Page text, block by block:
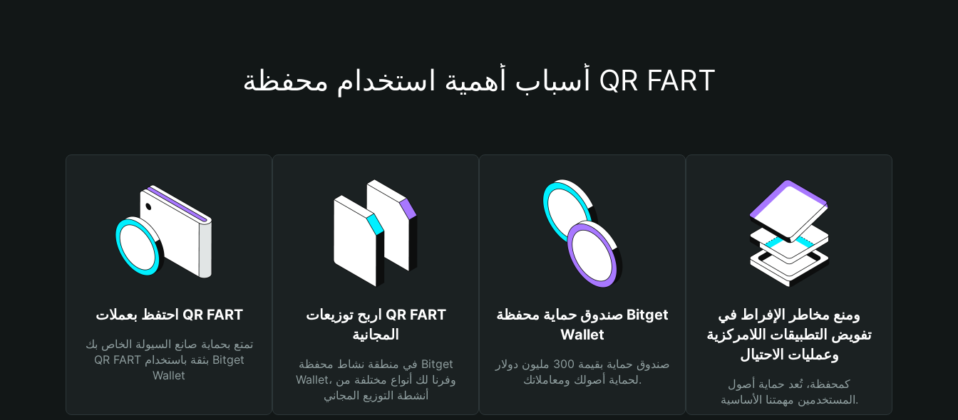
أسباب أهمية استخدام محفظة QR FART
احتفظ بعملات QR FART
تمتع بحماية صانع السيولة الخاص بك
QR FART بثقة باستخدام Bitget
Wallet
اربح توزيعات QR FART
المجانية
في منطقة نشاط محفظة Bitget
Wallet، وفرنا لك أنواع مختلفة من
أنشطة التوزيع المجاني
صندوق حماية محفظة Bitget
Wallet
صندوق حماية بقيمة 300 مليون دولار
لحماية أصولك ومعاملاتك.
ومنع مخاطر الإفراط في
تفويض التطبيقات اللامركزية
وعمليات الاحتيال
كمحفظة، تُعد حماية أصول
المستخدمين مهمتنا الأساسية.